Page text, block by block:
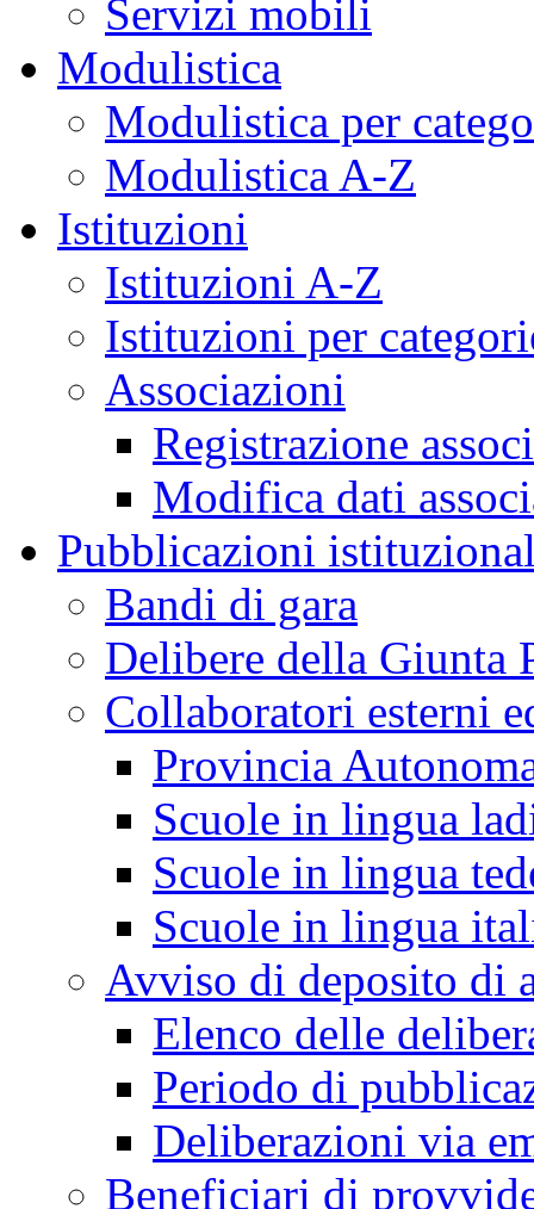
Servizi mobili
Modulistica
Modulistica per
Modulistica A-Z
Istituzioni
Istituzioni A-Z
Istituzioni per
Associazioni
Registrazione
Modifica dati
Pubblicazioni
Bandi di gara
Delibere della Giunta
Collaboratori esterni
Provincia
Scuole in lingua
Scuole in lingua
Scuole in lingua
Avviso di deposito di
Elenco delle
Periodo di
Deliberazioni via
Beneficiari di